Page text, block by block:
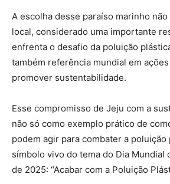
A escolha desse paraíso marinho
local, considerado uma importante
enfrenta o desafio da poluição
também referência mundial em
promover sustentabilidade.
Esse compromisso de Jeju com a
não só como exemplo prático de
podem agir para combater a poluição
símbolo vivo do tema do Dia Mundial
de 2025: “Acabar com a Poluição